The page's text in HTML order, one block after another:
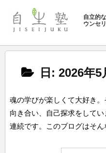
ン
自
塾
自立的
ウンセ
日: 2026年5
魂の学びが楽しくて大好き
向き合い、自己探求をして
連続です。このブログはそん